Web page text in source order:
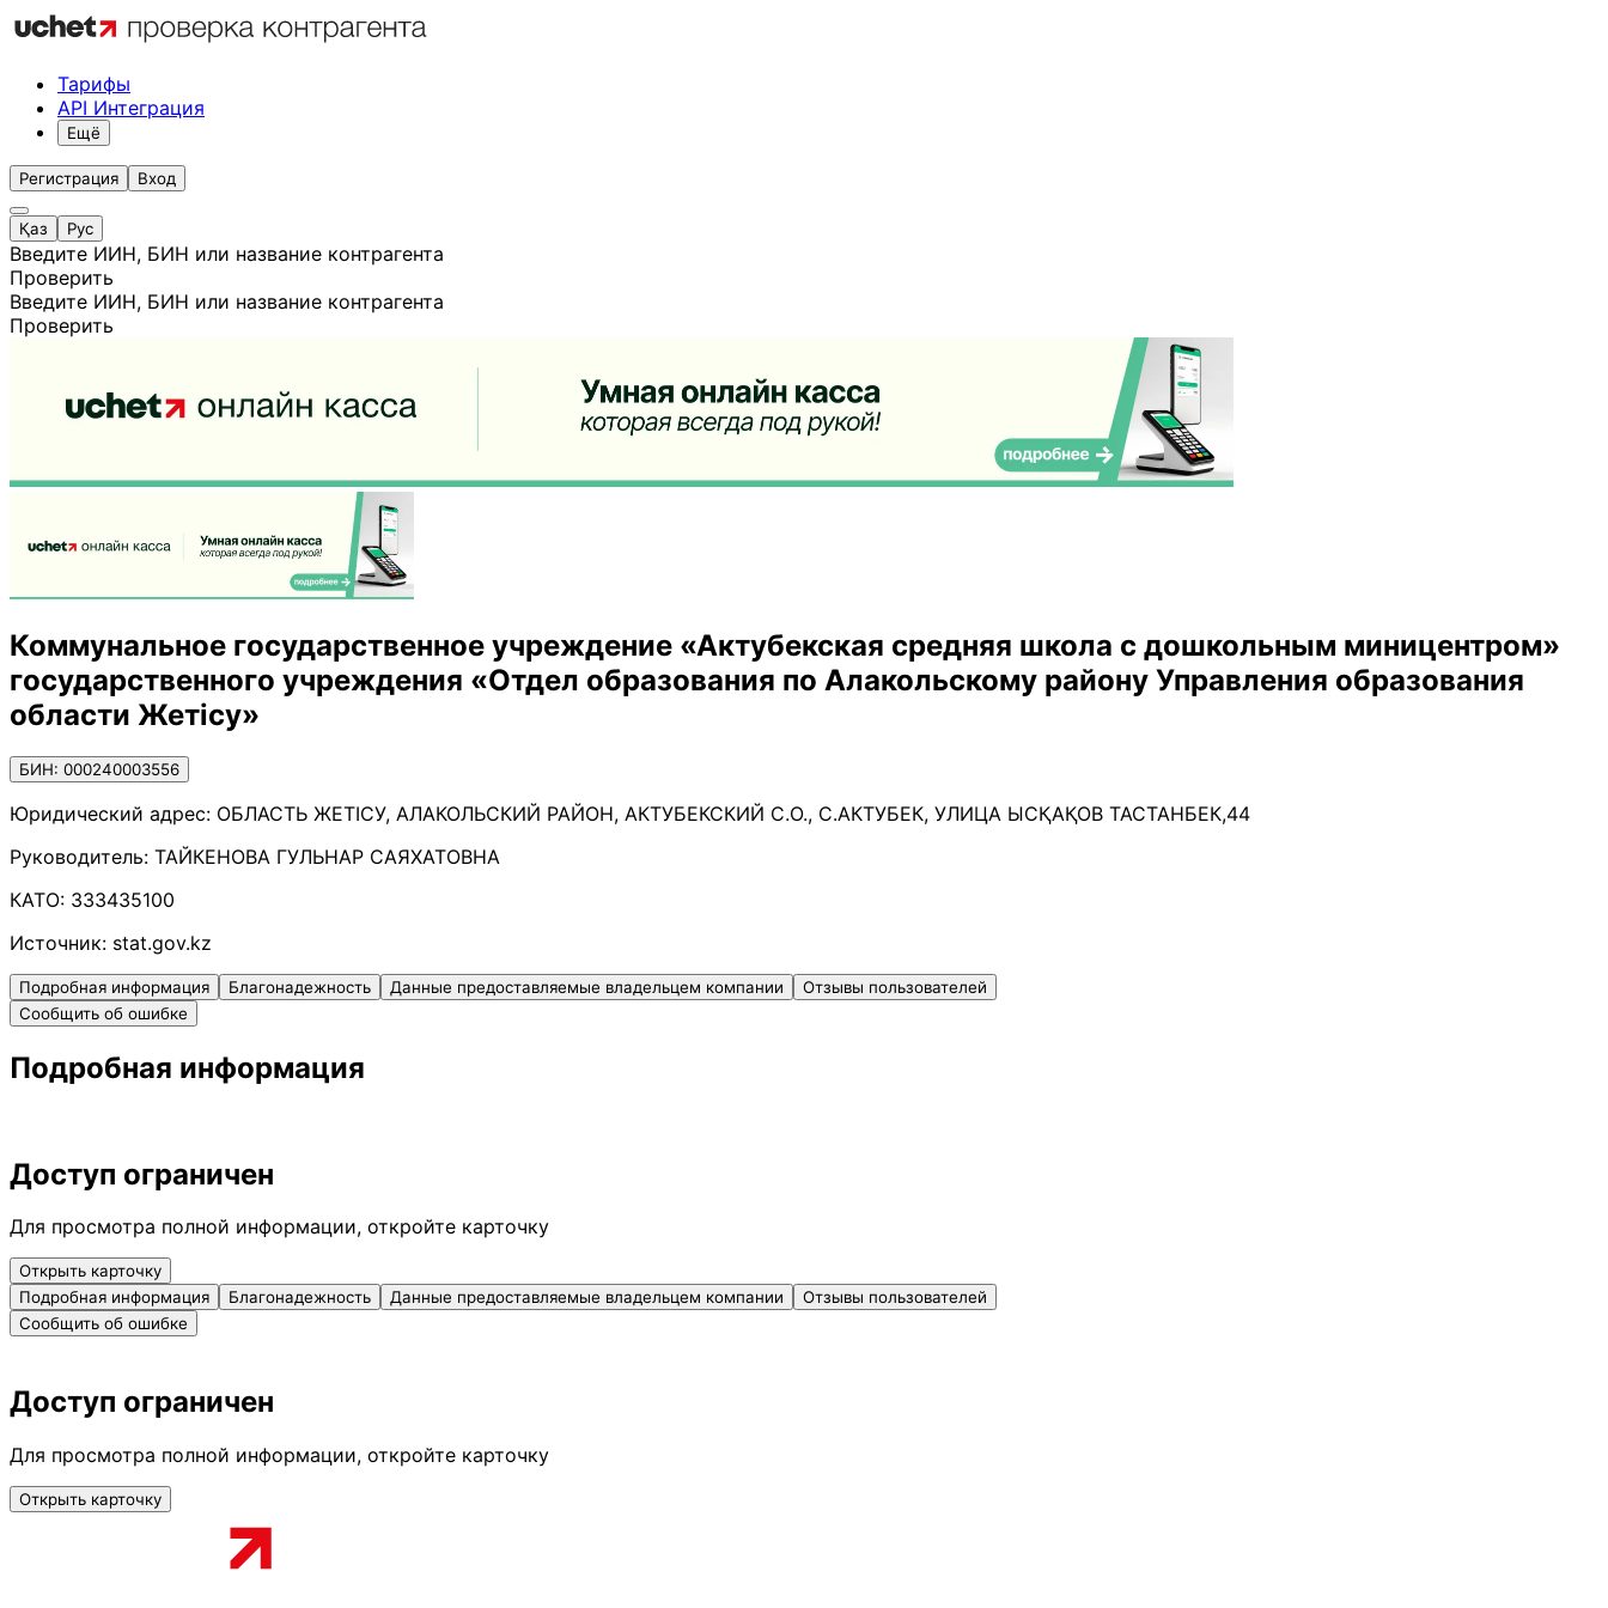
Тарифы
API Интеграция
Ещё
Регистрация Вход
Қаз Рус
Введите ИИН, БИН или название контрагента
Проверить
Введите ИИН, БИН или название контрагента
Проверить
Коммунальное государственное учреждение «Актубекская средняя школа с дошкольным миницентром»
государственного учреждения «Отдел образования по Алакольскому району Управления образования
области Жетісу»
БИН: 000240003556
Юридический адрес: ОБЛАСТЬ ЖЕТІСУ, АЛАКОЛЬСКИЙ РАЙОН, АКТУБЕКСКИЙ С.О., С.АКТУБЕК, УЛИЦА ЫСҚАҚОВ ТАСТАНБЕК,44
Руководитель: ТАЙКЕНОВА ГУЛЬНАР САЯХАТОВНА
КАТО: 333435100
Источник: stat.gov.kz
Подробная информация Благонадежность Данные предоставляемые владельцем компании
Отзывы пользователей
Сообщить об ошибке
Подробная информация
Доступ ограничен
Для просмотра полной информации, откройте карточку
Открыть карточку
Подробная информация
Благонадежность Данные предоставляемые владельцем компании
Отзывы пользователей
Сообщить об ошибке
Доступ ограничен
Для просмотра полной информации, откройте карточку
Открыть карточку